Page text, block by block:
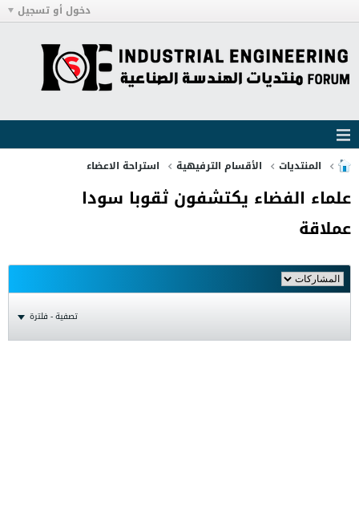
دخول أو تسجيل
المنتديات الأقسام الترفيهية استراحة الاعضاء
علماء الفضاء يكتشفون ثقوبا سودا
عملاقة
تصفية - فلترة